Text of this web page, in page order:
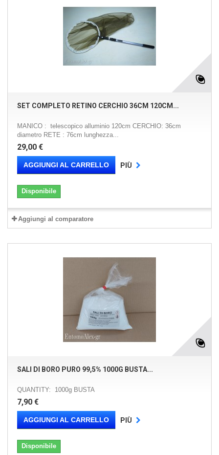
SET COMPLETO RETINO CERCHIO 36CM 120CM...
MANICO : telescopico alluminio 120cm CERCHIO: 36cm
diametro RETE : 76cm lunghezza...
29,00 €
AGGIUNGI AL CARRELLO PIÙ
Disponibile
Aggiungi al comparatore
SALI DI BORO PURO 99,5% 1000G BUSTA...
QUANTITY: 1000g BUSTA
7,90 €
AGGIUNGI AL CARRELLO PIÙ
Disponibile